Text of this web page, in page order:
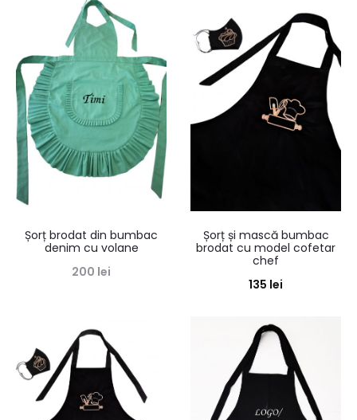
Șorț brodat din bumbac
denim cu volane
200 lei
Șorț și mască bumbac
brodat cu model cofetar
chef
135 lei